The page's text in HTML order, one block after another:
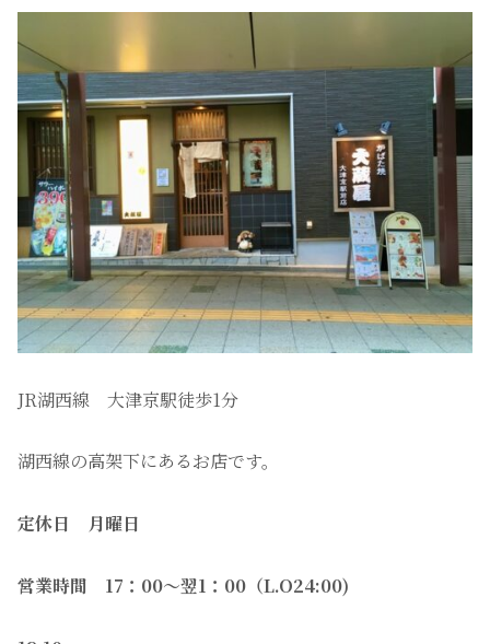
JR湖西線 大津京駅徒歩1分
湖西線の高架下にあるお店です。
定休日 月曜日
営業時間 17：00〜翌1：00（L.O24:00)